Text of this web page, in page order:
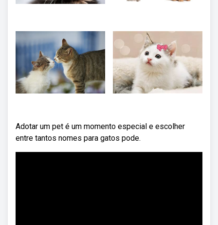
Adotar um pet é um momento especial e escolher
entre tantos nomes para gatos pode.